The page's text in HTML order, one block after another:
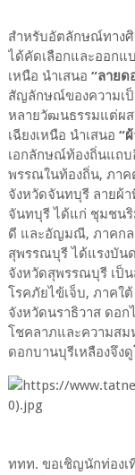
สำหรับอัตลักษณ์ทาง
ได้คัดเลือกและออกแ
เหนือ นำเสนอ “ลายด
สัญลักษณ์ของความเ
หลายวัฒนธรรมแต่ผส
เฉียงเหนือ นำเสนอ “
เอกลักษณ์ท้องถิ่นแถบ
พรรณในท้องถิ่น, ภาค
จังหวัดจันทบุรี ลายผ้
จันทบุรี ได้แก่ ชุมชนริ
ดี และอัญมณี, ภาคกล
สุพรรณบุรี ได้แรงบัน
จังหวัดสุพรรณบุรี เป็
โรคภัยไข้เจ็บ, ภาคใต้
จังหวัดนราธิวาส ดอ
โชคลาภและความสม
ดอกบานบุรีเหลืองจึง
ททท. ขอเชิญนักท่องเ